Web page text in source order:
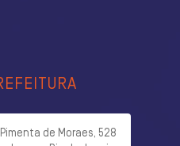
de Moraes, 528